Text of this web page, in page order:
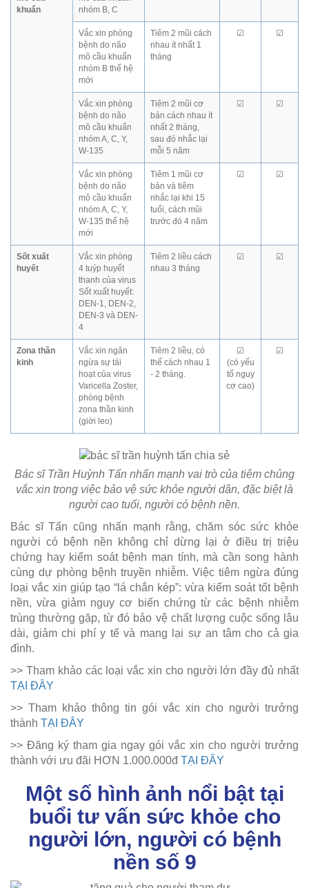
khuẩn
nhóm B, C
Vắc xin phòng
bệnh do não
mô cầu khuẩn
nhóm B thế hệ
mới
Tiêm 2 mũi cách
nhau ít nhất 1
tháng
☑ ☑
Vắc xin phòng
bệnh do não
mô cầu khuẩn
nhóm A, C, Y,
W-135
Tiêm 2 mũi cơ
bản cách nhau ít
nhất 2 tháng,
sau đó nhắc lại
mỗi 5 năm
☑ ☑
Vắc xin phòng
bệnh do não
mô cầu khuẩn
nhóm A, C, Y,
W-135 thế hệ
mới
Tiêm 1 mũi cơ
bản và tiêm
nhắc lại khi 15
tuổi, cách mũi
trước đó 4 năm
☑ ☑
Sốt xuất
huyết
Vắc xin phòng
4 tuýp huyết
thanh của virus
Sốt xuất huyết:
DEN-1, DEN-2,
DEN-3 và DEN-
4
Tiêm 2 liều cách
nhau 3 tháng
☑ ☑
Zona thần
kinh
Vắc xin ngăn
ngừa sự tái
hoạt của virus
Varicella Zoster,
phòng bệnh
zona thần kinh
(giời leo)
Tiêm 2 liều, có
thể cách nhau 1
- 2 tháng.
☑
(có yếu
tố nguy
cơ cao)
☑
Bác sĩ Trần Huỳnh Tấn nhấn mạnh vai trò của tiêm chủng
vắc xin trong việc bảo vệ sức khỏe người dân, đặc biệt là
người cao tuổi, người có bệnh nền.
Bác sĩ Tấn cũng nhấn mạnh rằng, chăm sóc sức khỏe
người có bệnh nền không chỉ dừng lại ở điều trị triệu
chứng hay kiểm soát bệnh mạn tính, mà cần song hành
cùng dự phòng bệnh truyền nhiễm. Việc tiêm ngừa đúng
loại vắc xin giúp tạo “lá chắn kép”: vừa kiểm soát tốt bệnh
nền, vừa giảm nguy cơ biến chứng từ các bệnh nhiễm
trùng thường gặp, từ đó bảo vệ chất lượng cuộc sống lâu
dài, giảm chi phí y tế và mang lại sự an tâm cho cả gia
đình.
>> Tham khảo các loại vắc xin cho người lớn đầy đủ nhất
TẠI ĐÂY
>> Tham khảo thông tin gói vắc xin cho người trưởng
thành TẠI ĐÂY
>> Đăng ký tham gia ngay gói vắc xin cho người trưởng
thành với ưu đãi HƠN 1.000.000đ TẠI ĐÂY
Một số hình ảnh nổi bật tại
buổi tư vấn sức khỏe cho
người lớn, người có bệnh
nền số 9